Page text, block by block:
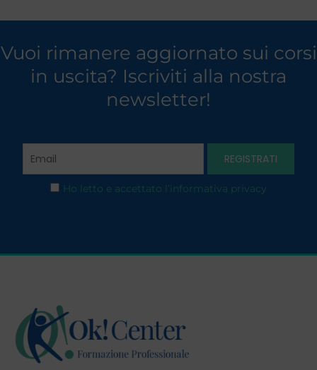
Vuoi rimanere aggiornato sui corsi
in uscita? Iscriviti alla nostra
newsletter!
Ho letto e accettato l’informativa privacy